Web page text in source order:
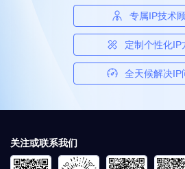
专属IP技术
定制个性化IP
全天候解决IP
关注或联系我们